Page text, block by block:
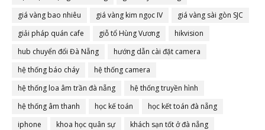
giá vàng bao nhiêu
giá vàng kim ngọc IV
giá vàng sài gòn SJC
giải pháp quán cafe
giỗ tổ Hùng Vương
hikvision
hub chuyển đổi Đà Nẵng
hướng dẫn cài đặt camera
hệ thống báo cháy
hệ thống camera
hệ thống loa âm trần đà nẵng
hệ thống truyền hình
hệ thống âm thanh
học kế toán
học kết toán đà nẵng
iphone
khoa học quân sự
khách sạn tốt ở đà nẵng